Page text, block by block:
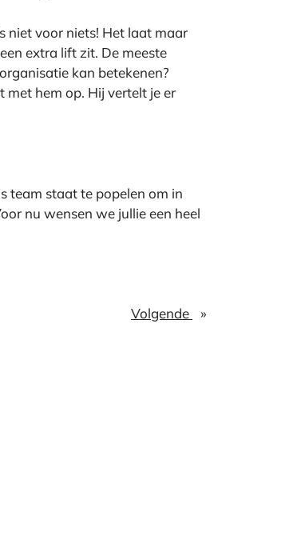
niet voor niets! Het laat maar
extra lift zit. De meeste
kan betekenen?
met hem op. Hij vertelt je er
team staat te popelen om in
nu wensen we jullie een heel
Volgende »